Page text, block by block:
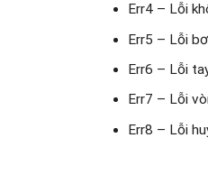
Err4 – Lỗi
Err5 – Lỗi
Err6 – Lỗi
Err7 – Lỗi
Err8 – Lỗi